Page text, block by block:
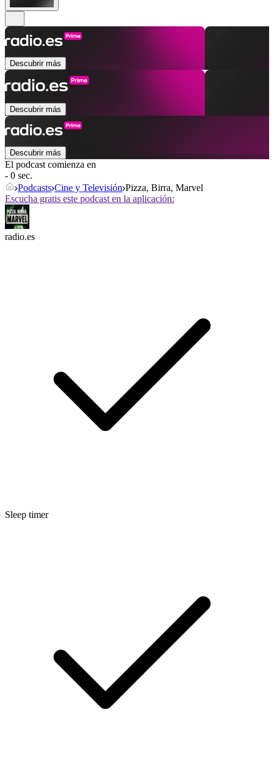
Descubrir más
Descubrir más
Descubrir más
El podcast comienza en
- 0 sec.
Podcasts Cine y Televisión Pizza, Birra, Marvel
Escucha gratis este podcast en la aplicación:
radio.es
Sleep timer